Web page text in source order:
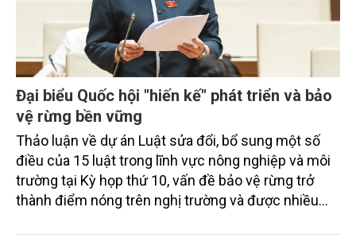
Đại biểu Quốc hội "hiến kế" phát triển và bảo
vệ rừng bền vững
Thảo luận về dự án Luật sửa đổi, bổ sung một số
điều của 15 luật trong lĩnh vực nông nghiệp và môi
trường tại Kỳ họp thứ 10, vấn đề bảo vệ rừng trở
thành điểm nóng trên nghị trường và được nhiều
chính sách nhằm phát triển và bảo vệ rừng bền